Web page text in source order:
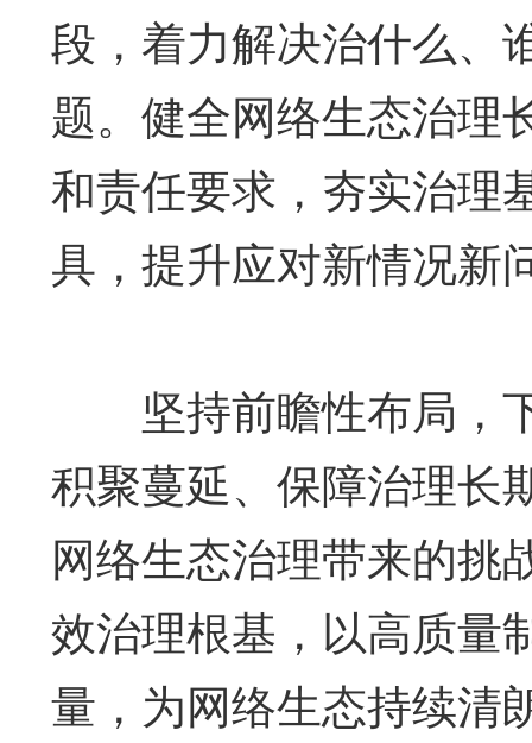
段，着力解决治什么、
题。健全网络生态治理
和责任要求，夯实治理
具，提升应对新情况新
坚持前瞻性布局，下
积聚蔓延、保障治理长
网络生态治理带来的挑
效治理根基，以高质量
量，为网络生态持续清